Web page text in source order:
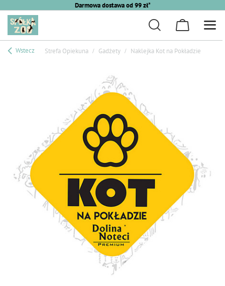
Darmowa dostawa od 99 zł*
Wstecz Strefa Opiekuna Gadżety Naklejka Kot na Pokładzie